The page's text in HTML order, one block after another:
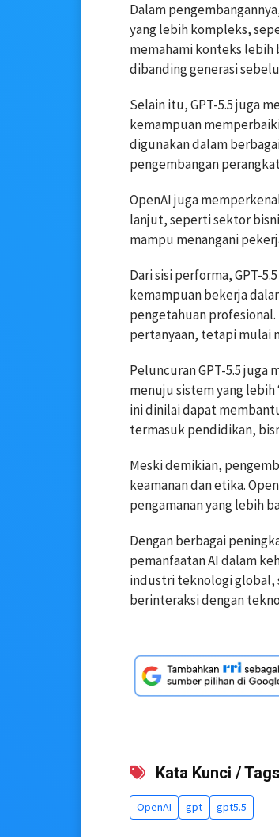
Dalam
yang lebih kompleks,
memahami konteks
dibanding generasi
Selain itu, GPT-5.5 juga
kemampuan
digunakan dalam
pengembangan
OpenAI juga
lanjut, seperti sektor
mampu menangani
Dari sisi performa, GPT-
kemampuan bekerja
pengetahuan
pertanyaan, tetapi mulai
Peluncuran GPT-5.5 juga
menuju sistem yang lebih
ini dinilai dapat
termasuk pendidikan,
Meski demikian,
keamanan dan etika.
pengamanan yang lebih
Dengan berbagai
pemanfaatan AI dalam
industri teknologi global,
berinteraksi dengan
Kata Kunci / Tags
OpenAI gpt gpt5.5